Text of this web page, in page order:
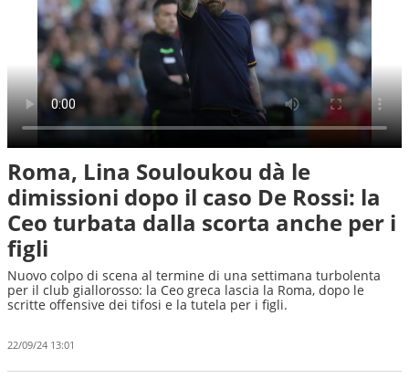
Roma, Lina Souloukou dà le
dimissioni dopo il caso De Rossi: la
Ceo turbata dalla scorta anche per i
figli
Nuovo colpo di scena al termine di una settimana turbolenta
per il club giallorosso: la Ceo greca lascia la Roma, dopo le
scritte offensive dei tifosi e la tutela per i figli.
22/09/24 13:01